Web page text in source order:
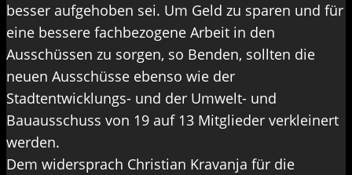
besser aufgehoben sei. Um Geld zu sparen und für
eine bessere fachbezogene Arbeit in den
Ausschüssen zu sorgen, so Benden, sollten die
neuen Ausschüsse ebenso wie der
Stadtentwicklungs- und der Umwelt- und
Bauausschuss von 19 auf 13 Mitglieder verkleinert
werden.
Dem widersprach Christian Kravanja für die